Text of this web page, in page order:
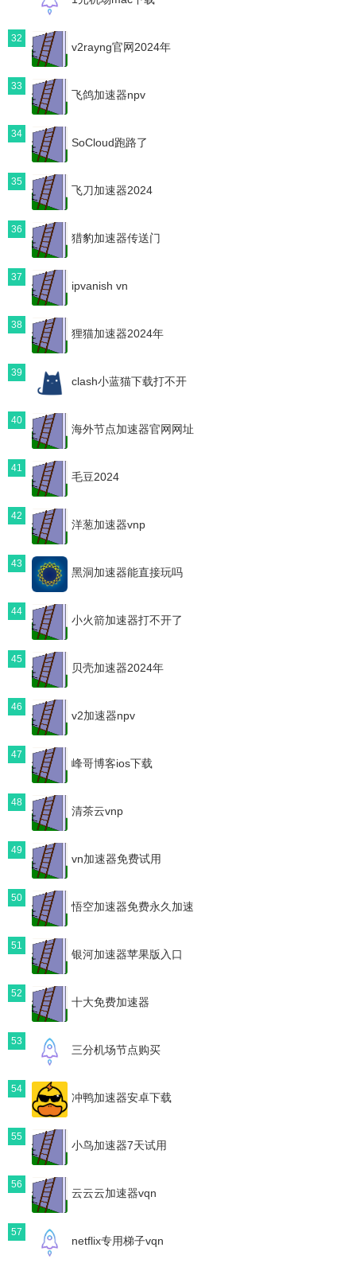
32
v2rayng官网2024年
33
飞鸽加速器npv
34
SoCloud跑路了
35
飞刀加速器2024
36
猎豹加速器传送门
37
ipvanish vn
38
狸猫加速器2024年
39
clash小蓝猫下载打不开
40
海外节点加速器官网网址
41
毛豆2024
42
洋葱加速器vnp
43
黑洞加速器能直接玩吗
44
小火箭加速器打不开了
45
贝壳加速器2024年
46
v2加速器npv
47
峰哥博客ios下载
48
清茶云vnp
49
vn加速器免费试用
50
悟空加速器免费永久加速
51
银河加速器苹果版入口
52
十大免费加速器
53
三分机场节点购买
54
冲鸭加速器安卓下载
55
小鸟加速器7天试用
56
云云云加速器vqn
57
netflix专用梯子vqn